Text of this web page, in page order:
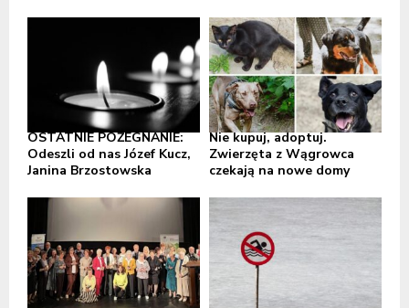
OSTATNIE POŻEGNANIE:
Odeszli od nas Józef Kucz,
Janina Brzostowska
Nie kupuj, adoptuj.
Zwierzęta z Wągrowca
czekają na nowe domy